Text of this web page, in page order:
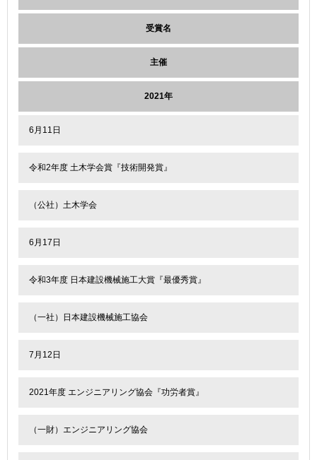
受賞名
主催
2021年
6月11日
令和2年度 土木学会賞『技術開発賞』
（公社）土木学会
6月17日
令和3年度 日本建設機械施工大賞『最優秀賞』
（一社）日本建設機械施工協会
7月12日
2021年度 エンジニアリング協会『功労者賞』
（一財）エンジニアリング協会